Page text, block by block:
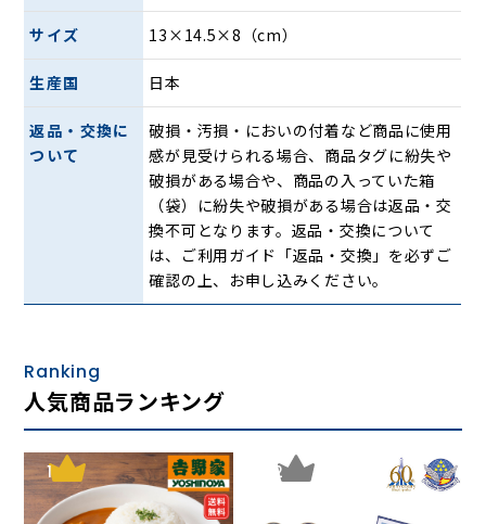
3.ゴッドファーザー「愛のテーマ」 〃 2:47
※1972/11/12
4.史上最大の作戦 〃 2:29 ゲスト：石川晶（ドラム）
※1972/2/26
5.第三の男 〃 2:23 ※1971/7/13
6.大脱走マーチ 〃 2:38 ※1971/2/23
7.地下室のメロディー 〃 2:40 ※1971/8/10
8.バッファロー大隊マーチ 〃 2:07 ※1971/2/23
9.北京の55日 〃 2:51 ゲスト：石川晶（ドラム）
10.ボギー大佐マーチ 〃 3:38 ※1971/3/5
11.夕焼けのトランペット（夕焼けの戦場） 〃 3:24
※1971/3/4
13.皆殺しの歌 〃 2:54 ゲスト：石川晶（ドラム）
※1972/2/26
14.ワルツィング・マチルダ（渚にて）〃 2:47
※1971/3/12
15.ロシアより愛をこめて 〃 3:04 ※1971/8/10
16.わんぱくマーチ 〃 2:25 ※1971/3/5
17.オリバーのマーチ「オリバー！」〃 2:28 ※1971/3/5
サイズ 13×14.5×8（cm）
生産国 日本
返品・交換に
ついて
破損・汚損・においの付着など商品に使用
感が見受けられる場合、商品タグに紛失や
破損がある場合や、商品の入っていた箱
（袋）に紛失や破損がある場合は返品・交
換不可となります。返品・交換について
は、ご利用ガイド「返品・交換」を必ずご
確認の上、お申し込みください。
Ranking
人気商品ランキング
1 2